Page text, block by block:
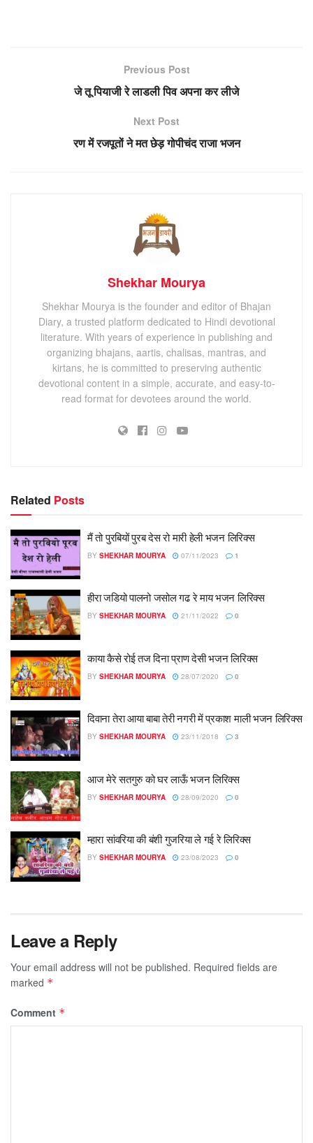
Previous Post
जे तू पियाजी रे लाडली पिव अपना कर लीजे
Next Post
रण में रजपूतों ने मत छेड़ गोपीचंद राजा भजन
Shekhar Mourya
Shekhar Mourya is the founder and editor of Bhajan
Diary, a trusted platform dedicated to Hindi devotional
literature. With years of experience in publishing and
organizing bhajans, aartis, chalisas, mantras, and
kirtans, he is committed to preserving authentic
devotional content in a simple, accurate, and easy-to-
read format for devotees around the world.
Related Posts
मैं तो पुरबियों पुरब देस रो मारी हेली भजन लिरिक्स
BY SHEKHAR MOURYA 07/11/2023 1
हीरा जडियो पालनो जसोल गढ रे माय भजन लिरिक्स
BY SHEKHAR MOURYA 21/11/2022 0
काया कैसे रोई तज दिना प्राण देसी भजन लिरिक्स
BY SHEKHAR MOURYA 28/07/2020 0
दिवाना तेरा आया बाबा तेरी नगरी में प्रकाश माली भजन लिरिक्स
BY SHEKHAR MOURYA 23/11/2018 3
आज मेरे सतगुरु को घर लाऊँ भजन लिरिक्स
BY SHEKHAR MOURYA 28/09/2020 0
म्हारा सांवरिया की बंशी गुजरिया ले गई रे लिरिक्स
BY SHEKHAR MOURYA 23/08/2023 0
Leave a Reply
Your email address will not be published. Required fields are
marked *
Comment *